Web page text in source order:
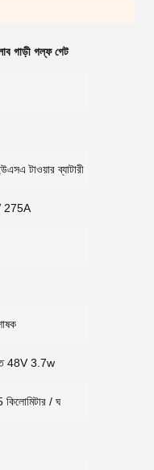
গাড়ী গল্ফ গেট
টাওয়ার ব্যাটারী
275A
48V 3.7w
কিলোমিটার / ঘ